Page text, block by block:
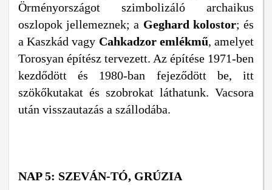
Örményországot szimbolizáló archaikus
oszlopok jellemeznek; a Geghard kolostor; és
a Kaszkád vagy Cahkadzor emlékmű, amelyet
Torosyan építész tervezett. Az építése 1971-ben
kezdődött és 1980-ban fejeződött be, itt
szökőkutakat és szobrokat láthatunk. Vacsora
után visszautazás a szállodába.
NAP 5: SZEVÁN-TÓ, GRÚZIA